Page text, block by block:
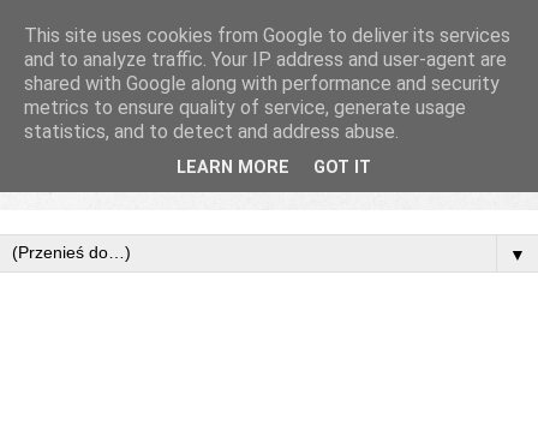
▼
This site uses cookies from Google to deliver its services
and to analyze traffic. Your IP address and user-agent are
shared with Google along with performance and security
metrics to ensure quality of service, generate usage
statistics, and to detect and address abuse.
LEARN MORE GOT IT